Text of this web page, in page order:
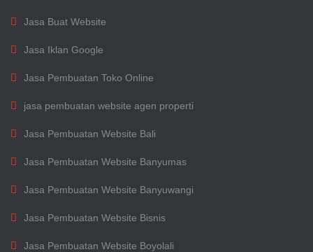
Jasa Buat Website
Jasa Iklan Google
Jasa Pembuatan Toko Online
jasa pembuatan website agen properti
Jasa Pembuatan Website Bali
Jasa Pembuatan Website Banyumas
Jasa Pembuatan Website Banyuwangi
Jasa Pembuatan Website Bisnis
Jasa Pembuatan Website Boyolali